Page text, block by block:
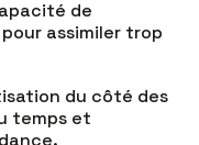
de
assimiler trop
du côté des
temps et